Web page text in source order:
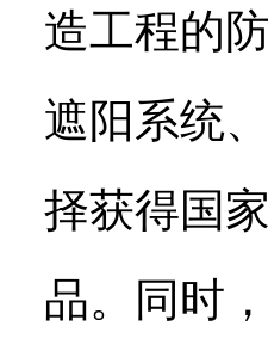
造工程的
遮阳系统
择获得国
品。同时